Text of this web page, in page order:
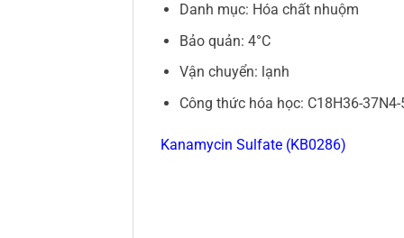
Danh mục: Hóa chất nhuộm
Bảo quản: 4°C
Vận chuyển: lạnh
Công thức hóa học: C18H36-
Kanamycin Sulfate (KB0286)